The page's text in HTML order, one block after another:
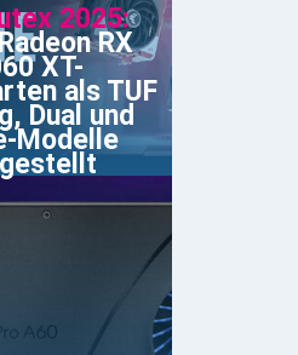
2025:
RX
XT-
als TUF
Dual und
Modelle